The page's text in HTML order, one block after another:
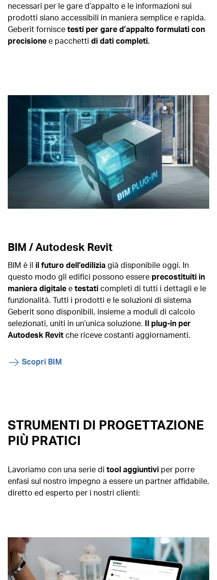
necessari per le gare d’appalto e le informazioni sui
prodotti siano accessibili in maniera semplice e rapida.
Geberit forniscetesti per gare d’appalto formulati con
precisionee pacchetti di dati completi.
BIM / Autodesk Revit
BIM è il il futuro dell’edilizia già disponibile oggi. In
questo modo gli edifici possono essere precostituiti in
maniera digitaleetestaticompleti di tutti i dettagli e le
funzionalità. Tutti i prodotti e le soluzioni di sistema
Geberit sono disponibili, insieme a moduli di calcolo
selezionati, uniti in un’unica soluzione. Il plug-in per
Autodesk Revitche riceve costanti aggiornamenti.
Scopri BIM
STRUMENTI DI PROGETTAZIONE
PIÙ PRATICI
Lavoriamo con una serie di tool aggiuntivi per porre
enfasi sul nostro impegno a essere un partner affidabile,
diretto ed esperto per i nostri clienti: